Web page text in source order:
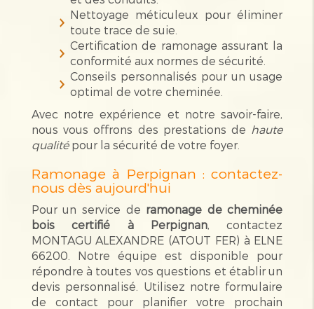
Nettoyage méticuleux pour éliminer
toute trace de suie.
Certification de ramonage assurant la
conformité aux normes de sécurité.
Conseils personnalisés pour un usage
optimal de votre cheminée.
Avec notre expérience et notre savoir-faire,
nous vous offrons des prestations de haute
qualitépour la sécurité de votre foyer.
Ramonage à Perpignan : contactez-
nous dès aujourd'hui
Pour un service de ramonage de cheminée
bois certifié à Perpignan, contactez
MONTAGU ALEXANDRE (ATOUT FER) à ELNE
66200. Notre équipe est disponible pour
répondre à toutes vos questions et établir un
devis personnalisé. Utilisez notre formulaire
de contact pour planifier votre prochain